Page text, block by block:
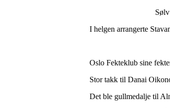
Sølv til Tiyo,
I helgen arrangerte
Oslo Fekteklub sine
Stor takk til Danai
Det ble gullmedalje til